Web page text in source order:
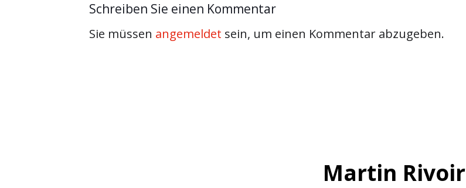
Schreiben Sie einen Kommentar
Sie müssen angemeldet sein, um einen Kommentar abzugeben.
Martin Rivoir